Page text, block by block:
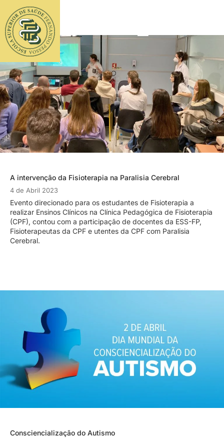
A intervenção da Fisioterapia na Paralisia Cerebral
4 de Abril 2023
Evento direcionado para os estudantes de Fisioterapia a
realizar Ensinos Clínicos na Clínica Pedagógica de Fisioterapia
(CPF), contou com a participação de docentes da ESS-FP,
Fisioterapeutas da CPF e utentes da CPF com Paralisia
Cerebral.
Consciencialização do Autismo